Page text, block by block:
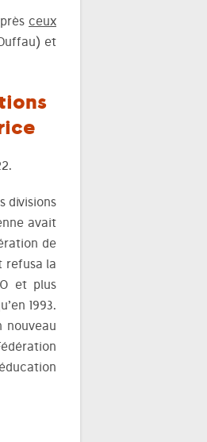
ceux
et
divisions
avait
de
refusa la
et plus
1993.
nouveau